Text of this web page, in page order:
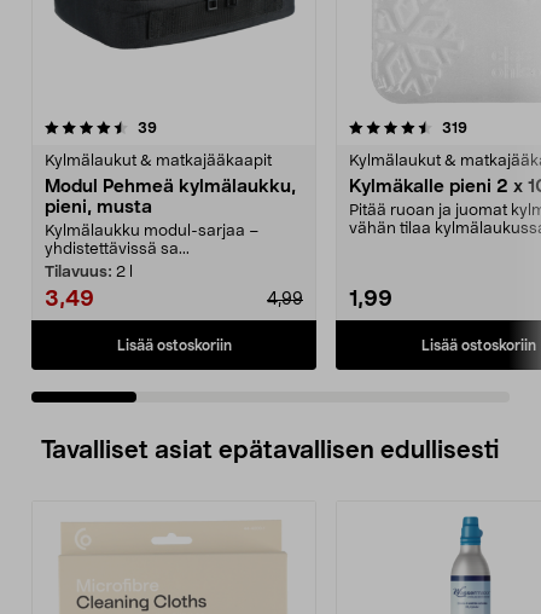
39arvostelut
Kylmälaukut & matkajääkaapit
Modul Pehmeä kylmälaukku,
pieni, musta
Kylmälaukku modul-sarjaa –
yhdistettävissä sa...
Tilavuus: 2 l
3,49 4,99
Lisää ostoskoriin
4.5 viidestä
319arvostelut
Kylmälaukut &
Kylmäkalle pieni 2 x
Pitää ruoan ja juomat
vähän tilaa
1,99
Lisää ostoskoriin
4.5 viidestä
Tavalliset asiat epätavallisen edullisesti